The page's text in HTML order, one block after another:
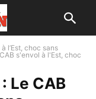
l’Est, choc sans
s'envol à l'Est, choc
Le CAB